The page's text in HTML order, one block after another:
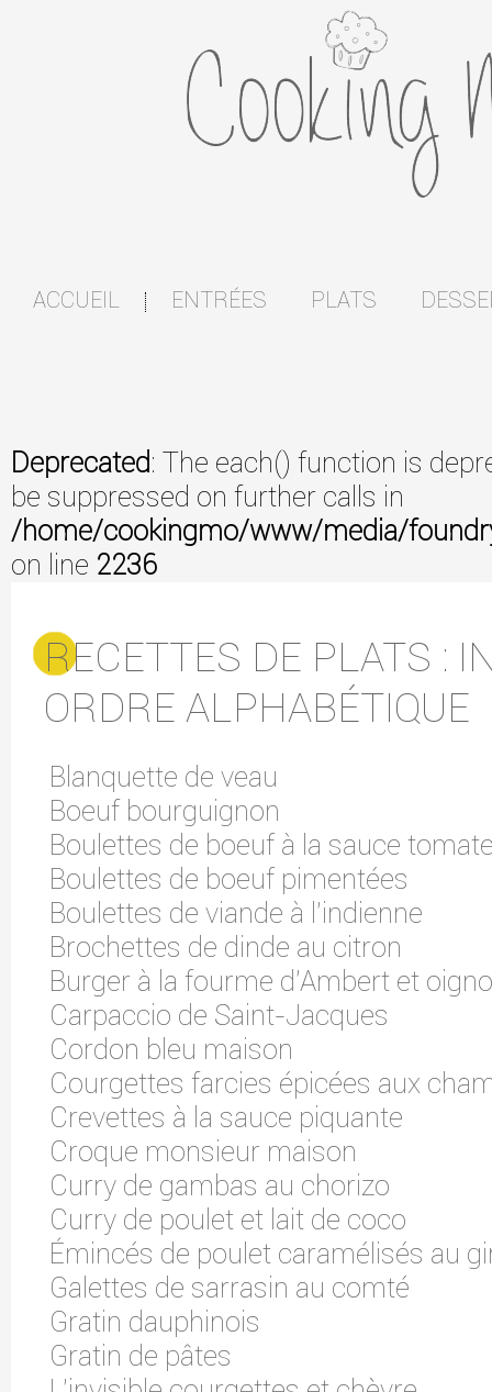
ACCUEIL ENTRÉES PLATS
Deprecated: The each() function is
be suppressed on further calls in
/home/cookingmo/www/media/
on line 2236
RECETTES DE PLATS :
ORDRE ALPHABÉTIQUE
Blanquette de veau
Boeuf bourguignon
Boulettes de boeuf à la sauce
Boulettes de boeuf pimentées
Boulettes de viande à l'indienne
Brochettes de dinde au citron
Burger à la fourme d'Ambert et
Carpaccio de Saint-Jacques
Cordon bleu maison
Courgettes farcies épicées aux
Crevettes à la sauce piquante
Croque monsieur maison
Curry de gambas au chorizo
Curry de poulet et lait de coco
Émincés de poulet caramélisés au
Galettes de sarrasin au comté
Gratin dauphinois
Gratin de pâtes